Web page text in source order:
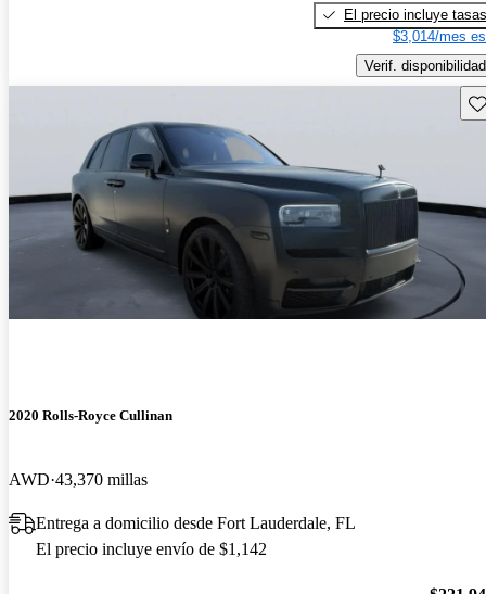
El precio incluye tasas
$3,014/mes
Verif. disponibilidad
2020 Rolls-Royce Cullinan
AWD 43,370 millas
Entrega a domicilio desde Fort Lauderdale, FL
El precio incluye envío de $1,142